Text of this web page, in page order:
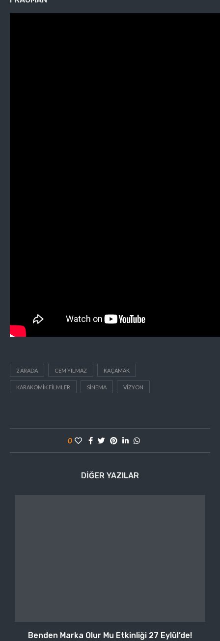
2 ARADA CEM YILMAZ KAÇAMAK
KARAKOMIK FILMLER SINEMA VIZYON
0
DIĞER YAZILAR
Benden Marka Olur Mu Etkinliği 27 Eylül’de!